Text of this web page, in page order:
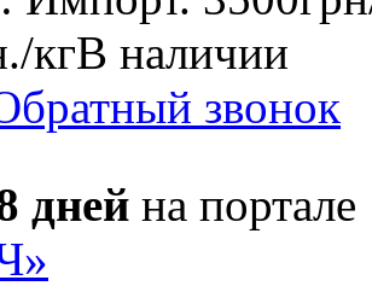
/кгВ наличии
звонок
дней на портале